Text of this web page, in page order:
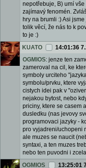
nepotřebuje, B) umí
zajímavý fenomén.
hry na brumli :) Asi
tolik věcí, že nás to k
to je :)
KUATO
14:01:36
OGMIOS: jenze ten
zameroval na cil, ke
symboly urciteho
symbolu/prvku, ktere
cistych idei pak v
nejakou bytost, nebo
priciny, ktere se casem
dusledku (nas jevovy
programovaci jazyky -
pro vyjadreni/uchopeni
ale muzes se naucit
syntaxi, a ten muzes
nebo ten puvodni i
OGMIOS
13:25:01